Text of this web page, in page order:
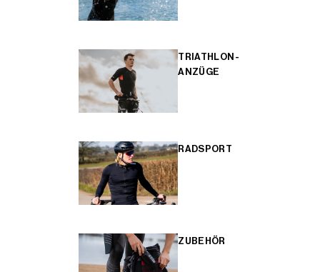
TRIATHLON-
ANZÜGE
RADSPORT
ZUBEHÖR